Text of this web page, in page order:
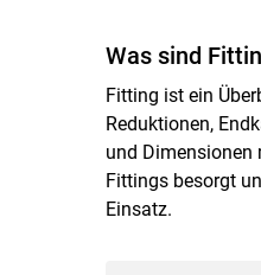
Was sind
Fitting ist ein
Reduktionen,
und Dimensionen
Fittings besorgt
Einsatz.